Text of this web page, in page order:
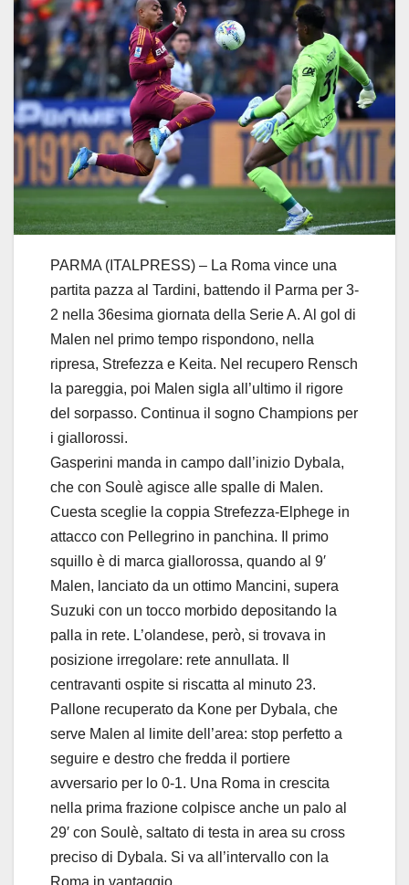
PARMA (ITALPRESS) – La Roma vince una
partita pazza al Tardini, battendo il Parma per 3-
2 nella 36esima giornata della Serie A. Al gol di
Malen nel primo tempo rispondono, nella
ripresa, Strefezza e Keita. Nel recupero Rensch
la pareggia, poi Malen sigla all’ultimo il rigore
del sorpasso. Continua il sogno Champions per
i giallorossi.
Gasperini manda in campo dall’inizio Dybala,
che con Soulè agisce alle spalle di Malen.
Cuesta sceglie la coppia Strefezza-Elphege in
attacco con Pellegrino in panchina. Il primo
squillo è di marca giallorossa, quando al 9′
Malen, lanciato da un ottimo Mancini, supera
Suzuki con un tocco morbido depositando la
palla in rete. L’olandese, però, si trovava in
posizione irregolare: rete annullata. Il
centravanti ospite si riscatta al minuto 23.
Pallone recuperato da Kone per Dybala, che
serve Malen al limite dell’area: stop perfetto a
seguire e destro che fredda il portiere
avversario per lo 0-1. Una Roma in crescita
nella prima frazione colpisce anche un palo al
29′ con Soulè, saltato di testa in area su cross
preciso di Dybala. Si va all’intervallo con la
Roma in vantaggio.